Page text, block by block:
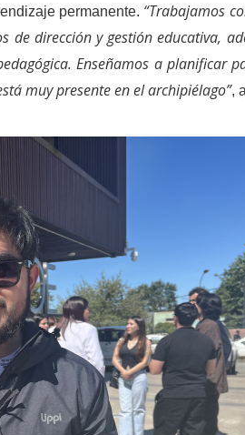
permanente. “Trabajamos
de dirección y gestión educativa,
Enseñamos a planificar
muy presente en el archipiélago”,